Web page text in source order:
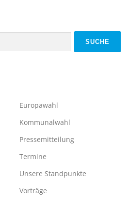
Europawahl
Kommunalwahl
Pressemitteilung
Termine
Unsere Standpunkte
Vorträge